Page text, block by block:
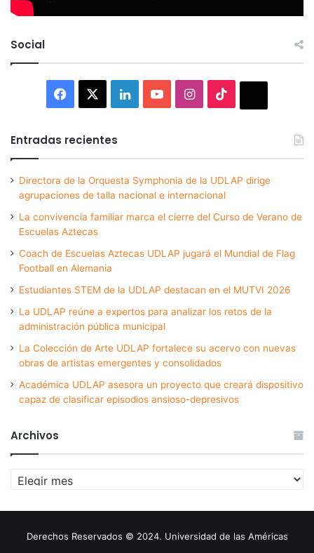
Social
Facebook LinkedInYouTubeInstagram
Entradas recientes
Directora de la Orquesta Symphonia de la UDLAP dirige
agrupaciones de talla nacional e internacional
La convivencia familiar marca el cierre del Curso de Verano de
Escuelas Aztecas
Coach de Escuelas Aztecas UDLAP jugará el Mundial de Flag
Football en Alemania
Estudiantes STEM de la UDLAP destacan en el MUTVI 2026
La UDLAP reúne a expertos para analizar los retos de la
administración pública municipal
La Colección de Arte UDLAP fortalece su acervo con nuevas
obras de artistas emergentes y consolidados
Académica UDLAP asesora un proyecto que creará dispositivo
capaz de clasificar episodios ansioso-depresivos
Archivos
Archivos
Derechos Reservados © 2024. Universidad de las Américas